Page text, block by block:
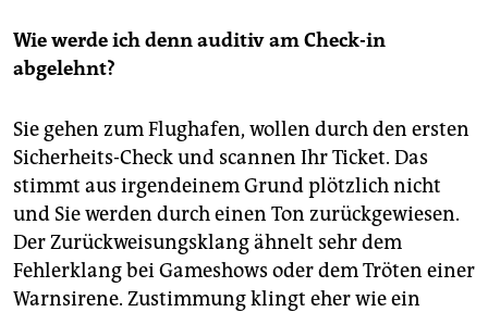
Wie werde ich denn auditiv am Check-in
abgelehnt?
Sie gehen zum Flughafen, wollen durch den ersten
Sicherheits-Check und scannen Ihr Ticket. Das
stimmt aus irgend­einem Grund plötzlich nicht
und Sie werden durch einen Ton zurückgewiesen.
Der Zurückweisungsklang ähnelt sehr dem
Fehlerklang bei Gameshows oder dem Tröten einer
Warn­sirene. Zustimmung klingt eher wie ein